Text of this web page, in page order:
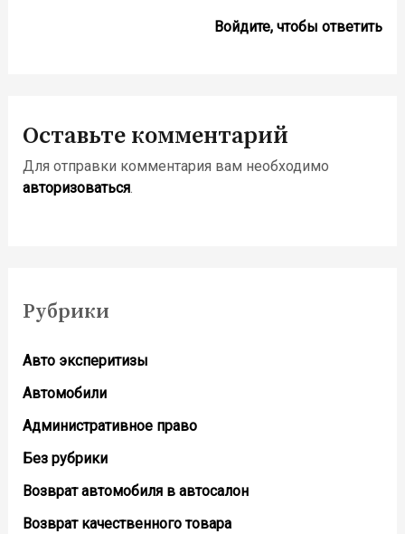
Войдите, чтобы ответить
Оставьте комментарий
Для отправки комментария вам необходимо
авторизоваться.
Рубрики
Авто эксперитизы
Автомобили
Административное право
Без рубрики
Возврат автомобиля в автосалон
Возврат кaчественного товара